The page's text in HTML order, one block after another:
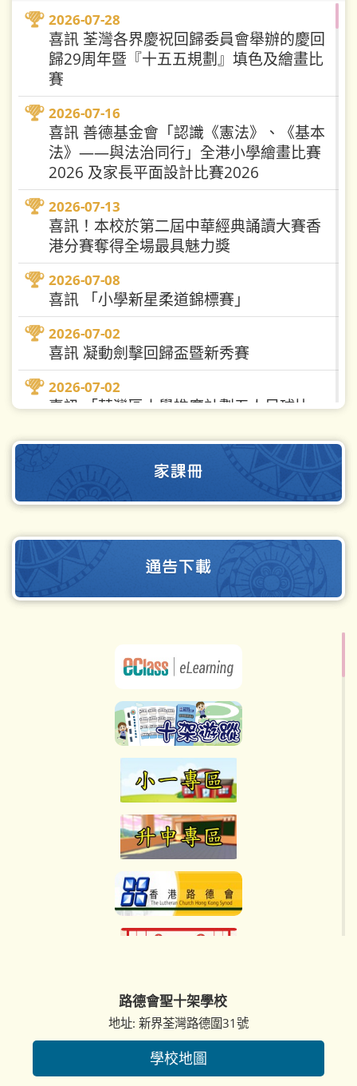
...
2026-07-16
2025-2026 一年級試前溫習工作坊...
2026-07-16
2025-2026 家長教師會暨校友會親子旅
行... 2026-07-16
2025-2026 聖十架學生擔任慈善晚宴小
司... 2026-07-16
五四青年節｜升旗隊出席紀念紅軍長征
勝... 2026-07-16
全民國家安全教育日系列活動｜「尋味
本... 2026-07-16
全民國家安全教育日系列活動暨全民閱
讀... 2026-07-16
2025-2026 全民國家安全教育日系列活
動... 2026-07-16
動... 2026-07-16
2025-2026 全民國家安全教育日系列活
動...
2026-07-16
「漫... 2026-07-16
2025至2026年度 小一迎新日 2026-05-20
聖十架舞蹈隊亮相荃灣區嘉年華活動...
活力四射！本校舉行55 周年校慶福音運...
聖十架舞蹈隊亮相《荃灣區議會喜迎丙
2026-03-17
出席女童軍110周年大會操
精氣神十足！鼎力支持福來邨錦全幼稚
2026-03-17
低小舞蹈隊亮相「如心園春節嘉年華」
2026-03-17
「第六屆My Stage全港中學生可持續時
2026-03-17
2025-2026年度制服團隊及風紀隊立願
禮... 2026-03-17
籍宣教士，以詩歌律動、趣味遊戲
和手作犀牛，帶...
2026-07-11
2026-07-11
童聲訪賢拓眼界 十架小主持收穫滿
滿
2026-07-09
榮耀遠征！本校吳子謙老師帶領一
眾校友、學生代表中國香港軟式曲
棍球代表隊遠赴...
2026-07-08
賣旗日 · 荃灣同行
2026-07-07
在校課後託管服務計劃-路德會聖十
「積極參與大獎」...
2026-07-07
戲劇治療工作坊成果展暨嘉許典禮
2026-07-02
試後活動—童軍生活多姿彩｜歷練
學及制服團體升旗儀式暨中式檢
閱」...
2026-06-29
25-26年度_一年級第一次考試及二
至六年級第二次考試成績龍虎榜得
獎名單...
2026-06-29
【試後活動】世界最大游泳課 ｜安
全玩樂迎夏日
2026-06-26
試後活動—校園競技活動｜挑戰自
我極限
價值觀
2026-06-20
「創意芭蕾實踐計劃」結業成果演
2026-07-28
喜訊 荃灣各界慶祝回歸委員會舉辦的慶回
歸29周年暨『十五五規劃』填色及繪畫比
賽
2026-07-16
喜訊 善德基金會「認識《憲法》、《基本
法》——與法治同行」全港小學繪畫比賽
2026 及家長平面設計比賽2026
2026-07-13
喜訊！本校於第二屆中華經典誦讀大賽香
港分賽奪得全場最具魅力獎
2026-07-08
喜訊 「小學新星柔道錦標賽」
2026-07-02
喜訊 凝動劍擊回歸盃暨新秀賽
2026-07-02
喜訊 「荃灣區小學推廣計劃五人足球比
喜訊 第二屆離島智運盃中國象棋大賽
2026-06-12
6C馬梓傑同學勇奪「第二屆職安健創科大
獎」優異獎
2026-06-10
【喜訊：本校學生於全港公民教育專員選
喜訊 「美麗的中國」第五屆金紫荊盃兒童
2026-05-18
【喜訊：課外活動優秀學生表揚獎】
聖十架學生獲頒「香港課外活動十大傑出
學生」殊榮
香港傑出學生運動員獎
2026-05-11
初小舞蹈隊勇奪「全港小學校際手語歌決
喜訊 全港小學環保月球太陽能天文探索車
STEAM 創作比賽
喜訊—第二屆香港路德會中小學聯校
路德會聖十架學校
地址: 新界荃灣路德圍31號
學校地圖